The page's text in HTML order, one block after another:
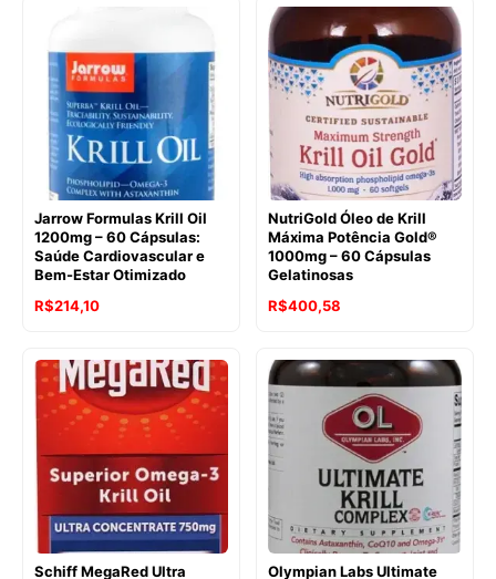
R$503,90.R$332,06.
era:
R$529,62.
é:
R$420,21.
Jarrow Formulas Krill Oil
1200mg – 60 Cápsulas:
Saúde Cardiovascular e
Bem-Estar Otimizado
O
original
era:
R$320,83.
R$214,10O
atual
é:
R$214,10.
NutriGold Óleo de Krill
Máxima Potência Gold®
1000mg – 60 Cápsulas
Gelatinosas
O
original
era:
R$478,64.
R$400,58
atual
é:
R$400,58.
Schiff MegaRed Ultra Olympian Labs Ultimate